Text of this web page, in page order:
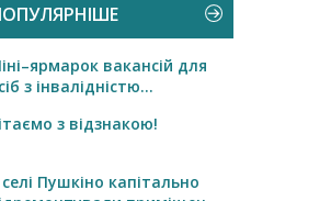
вакансій для
з інвалідністю...
з відзнакою!
Пушкіно капітально